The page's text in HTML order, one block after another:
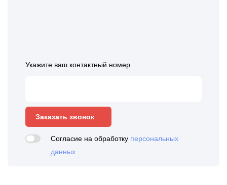
Укажите ваш контактный номер
Заказать звонок
Согласие на обработку персональных
данных